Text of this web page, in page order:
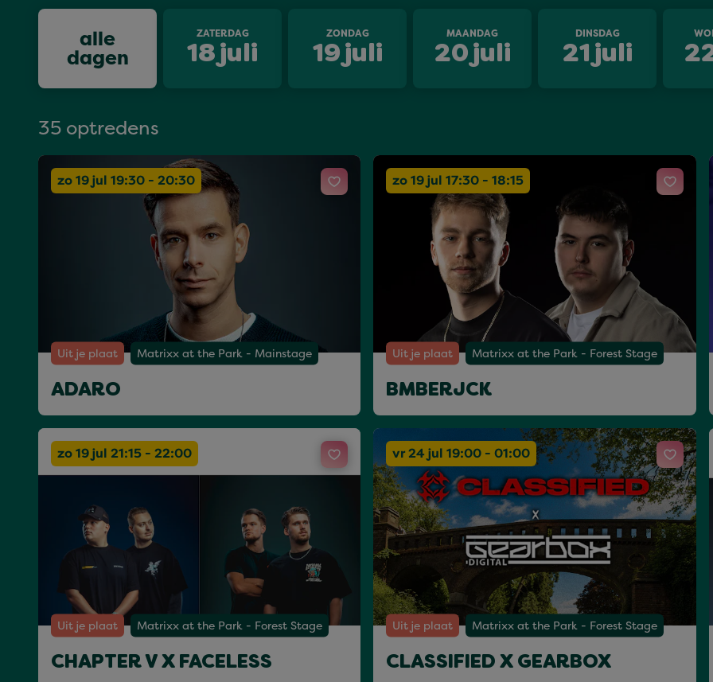
alle
dagen
ZATERDAG
18 juli
ZONDAG
19 juli
MAANDAG
20 juli
DINSDAG
21 juli
35 optredens
zo 19 jul 19:30 - 20:30
Uit je plaat Matrixx at the Park - Mainstage
ADARO
zo 19 jul 17:30 - 18:15
Uit je plaat Matrixx at the Park - Forest Stage
BMBERJCK
zo 19 jul 21:15 - 22:00
Uit je plaat Matrixx at the Park - Forest Stage
CHAPTER V X FACELESS
vr 24 jul 19:00 - 01:00
Uit je plaat Matrixx at the Park - Forest Stage
CLASSIFIED X GEARBOX